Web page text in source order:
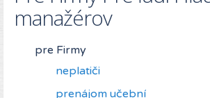
manažérov
pre Firmy
neplatiči
prenájom učební